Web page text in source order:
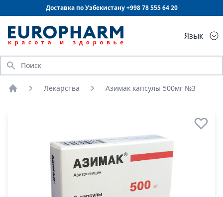
Доставка по Узбекистану +99878 555 64 20
Язык
Искать
Лекарства Азимак капсулы 500мг №3